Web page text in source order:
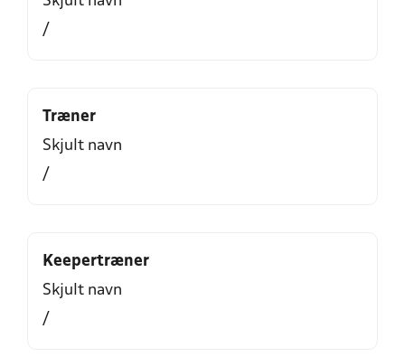
/
Træner
Skjult navn
/
Keepertræner
Skjult navn
/